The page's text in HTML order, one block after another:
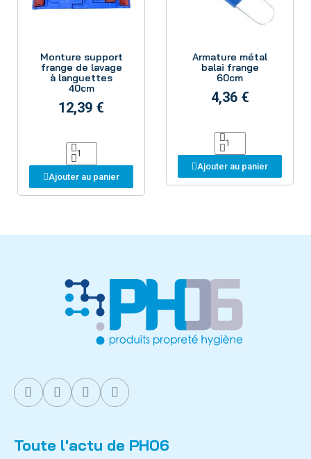
Monture support
frange de lavage
à languettes
40cm
12,39 €
Ajouter au panier
Armature métal
balai frange
60cm
4,36 €
Ajouter au panier
Toute l'actu de PH06